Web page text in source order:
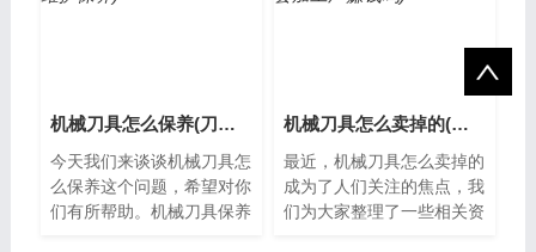
机械刀具怎么保养(刀具维护保养)
今天我们来谈谈机械刀具怎
么保养这个问题，希望对你
们有所帮助。机械刀具保养
机械刀具怎么卖掉的(芦荟加工厂赚钱吗)
最近，机械刀具怎么卖掉的
成为了人们关注的焦点，我
们为大家整理了一些相关资